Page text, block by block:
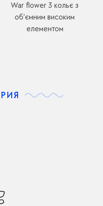
War flower 3 кольє з
об'ємним високим
елементом